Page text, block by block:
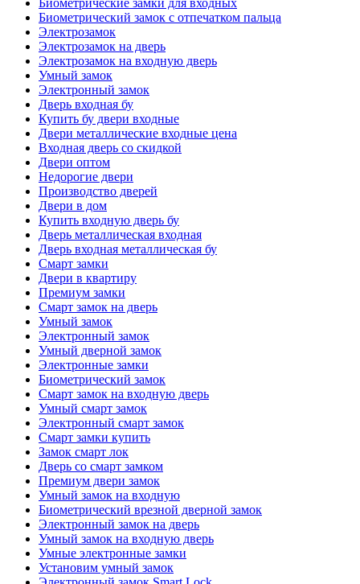
Биометрический замок с отпечатком пальца
Электрозамок
Электрозамок на дверь
Электрозамок на входную дверь
Умный замок
Электронный замок
Дверь входная бу
Купить бу двери входные
Двери металлические входные цена
Входная дверь со скидкой
Двери оптом
Недорогие двери
Производство дверей
Двери в дом
Купить входную дверь бу
Дверь металлическая входная
Дверь входная металлическая бу
Смарт замки
Двери в квартиру
Премиум замки
Смарт замок на дверь
Умный замок
Электронный замок
Умный дверной замок
Электронные замки
Биометрический замок
Смарт замок на входную дверь
Умный смарт замок
Электронный смарт замок
Смарт замки купить
Замок смарт лок
Дверь со смарт замком
Премиум двери замок
Умный замок на входную
Биометрический врезной дверной замок
Электронный замок на дверь
Умный замок на входную дверь
Умные электронные замки
Установим умный замок